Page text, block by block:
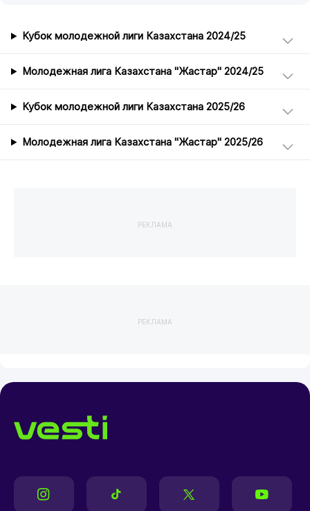
Кубок молодежной лиги Казахстана 2024/25
Молодежная лига Казахстана "Жастар" 2024/25
Кубок молодежной лиги Казахстана 2025/26
Молодежная лига Казахстана "Жастар" 2025/26
РЕКЛАМА
РЕКЛАМА